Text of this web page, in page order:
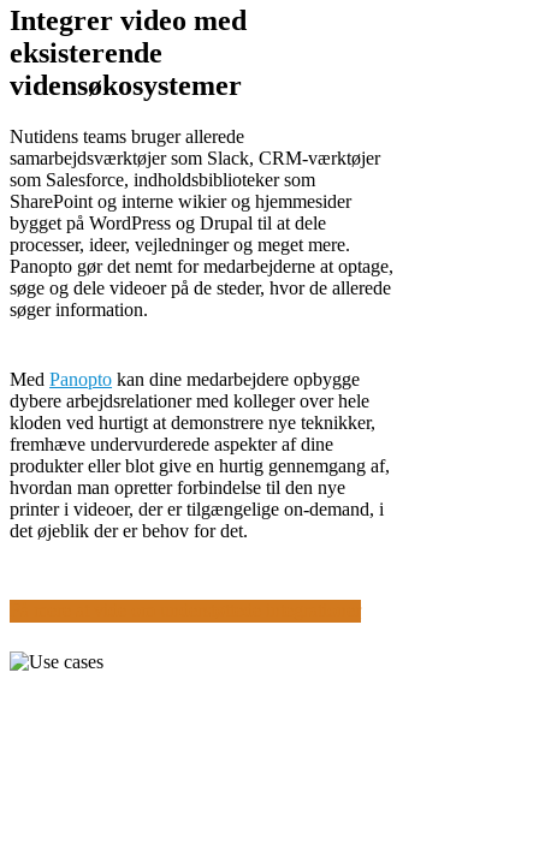
Integrer video med
eksisterende
vidensøkosystemer
Nutidens teams bruger allerede
samarbejdsværktøjer som Slack, CRM-værktøjer
som Salesforce, indholdsbiblioteker som
SharePoint og interne wikier og hjemmesider
bygget på WordPress og Drupal til at dele
processer, ideer, vejledninger og meget mere.
Panopto gør det nemt for medarbejderne at optage,
søge og dele videoer på de steder, hvor de allerede
søger information.
MedPanopto kan dine medarbejdere opbygge
dybere arbejdsrelationer med kolleger over hele
kloden ved hurtigt at demonstrere nye teknikker,
fremhæve undervurderede aspekter af dine
produkter eller blot give en hurtig gennemgang af,
hvordan man opretter forbindelse til den nye
printer i videoer, der er tilgængelige on-demand, i
det øjeblik der er behov for det.
Få mere at vide om understøttede integrationer